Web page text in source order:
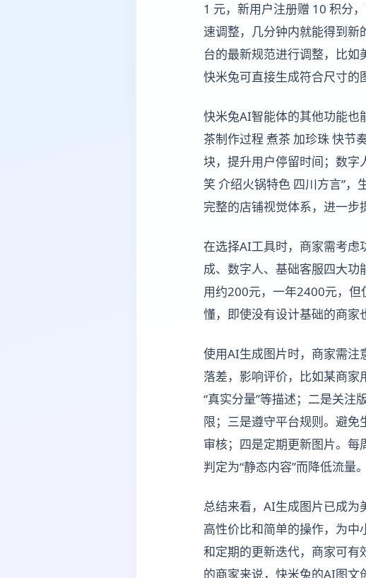
1 元，新用户注册赠 10 积分
速调整，几分钟内就能得到
台的最新规范进行调整，比
快米兔可直接生成符合尺寸的
快米兔AI智能体的其他功能也
茶制作过程 煮茶 加珍珠 快节
块，提升用户停留时间；数字
笑 介绍火锅特色 四川方言”
完整的店铺视觉体系，进一步
在选择AI工具时，商家需考虑
成、数字人、基础客服四大
用约200元，一年2400元，但
懂，即使没有设计基础的商家
使用AI生成图片时，商家需注
落差，影响评价，比如某商
“真实分量”等描述；二是关注
限；三是遵守平台规则。避
审核；四是定期更新图片。
判定为“静态内容”而降低流量。
总结来看，AI生成图片已成为
高性价比和简单的操作，为
和定期的更新迭代，商家可
的商家来说，快米兔的AI图文